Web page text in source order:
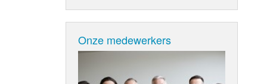
Onze medewerkers